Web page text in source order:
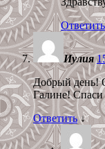
Ответить
Иулия
Добрый день!
Галине!
Ответить ↓